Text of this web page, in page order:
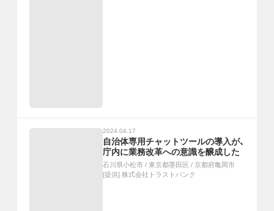
2024.04.17
自治体専用チャットツールの導入が、
庁内に業務改革への意識を醸成した
石川県小松市 / 東京都墨田区 / 京都府亀岡市
[提供] 株式会社トラストバンク